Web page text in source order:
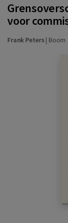
voor
Frank Peters | Boom